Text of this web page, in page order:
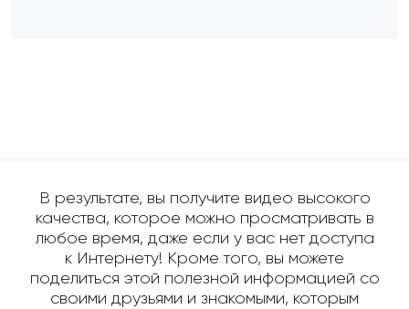
В результате, вы получите видео высокого
качества, которое можно просматривать в
любое время, даже если у вас нет доступа
к Интернету! Кроме того, вы можете
поделиться этой полезной информацией со
своими друзьями и знакомыми, которым